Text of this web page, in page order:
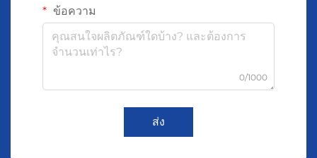
ข้อความ
0/1000
ส่ง